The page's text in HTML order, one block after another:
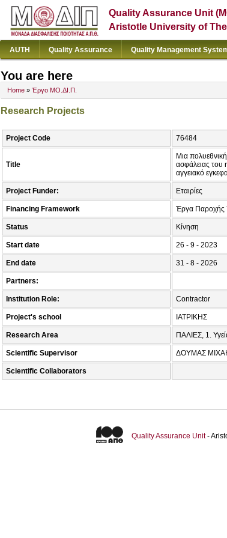
Quality Assurance Unit
Aristotle University of
AUTH Quality Assurance Quality Management
You are here
Home » Έργο ΜΟ.ΔΙ.Π.
Research Projects
Project Code 76484
Title
Μια
ασφάλειας του
αγγειακό
Project Funder: Εταιρίες
Financing Framework Έργα Παροχής
Status Κίνηση
Start date 26 - 9 - 2023
End date 31 - 8 - 2026
Partners:
Institution Role: Contractor
Project's school ΙΑΤΡΙΚΗΣ
Research Area ΠΑΛΙΕΣ, 1.
Scientific Supervisor ΔΟΥΜΑΣ
Scientific Collaborators
Quality Assurance Unit-